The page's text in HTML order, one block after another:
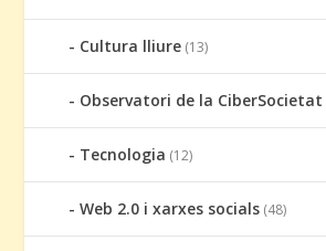
Cultura lliure (13)
Observatori de la CiberSocietat
Tecnologia (12)
Web 2.0 i xarxes socials (48)